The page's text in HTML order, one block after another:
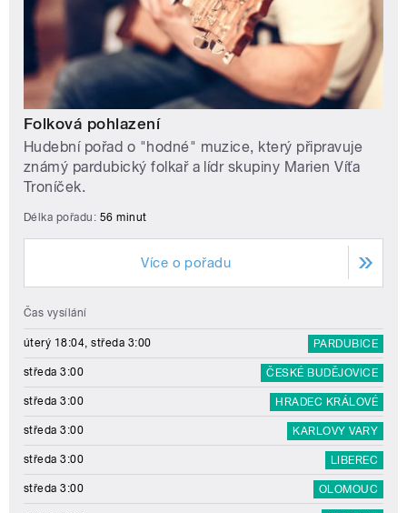
Folková pohlazení
Hudební pořad o "hodné" muzice, který připravuje
známý pardubický folkař a lídr skupiny Marien Víťa
Troníček.
Délka pořadu: 56 minut
Více o pořadu
Čas vysílání
úterý 18:04, středa 3:00 PARDUBICE
středa 3:00 ČESKÉ BUDĚJOVICE
středa 3:00 HRADEC KRÁLOVÉ
středa 3:00 KARLOVY VARY
středa 3:00 LIBEREC
středa 3:00 OLOMOUC